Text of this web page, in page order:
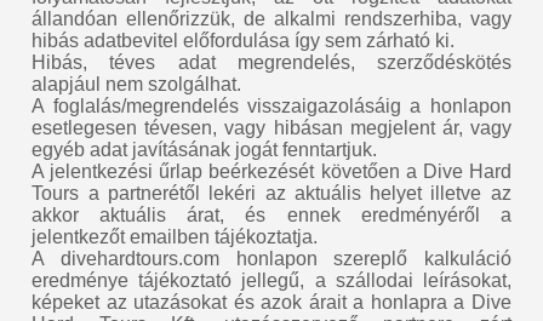
állandóan ellenőrizzük, de alkalmi rendszerhiba, vagy
hibás adatbevitel előfordulása így sem zárható ki.
Hibás, téves adat megrendelés, szerződéskötés
alapjául nem szolgálhat.
A foglalás/megrendelés visszaigazolásáig a honlapon
esetlegesen tévesen, vagy hibásan megjelent ár, vagy
egyéb adat javításának jogát fenntartjuk.
A jelentkezési űrlap beérkezését követően a Dive Hard
Tours a partnerétől lekéri az aktuális helyet illetve az
akkor aktuális árat, és ennek eredményéről a
jelentkezőt emailben tájékoztatja.
A divehardtours.com honlapon szereplő kalkuláció
eredménye tájékoztató jellegű, a szállodai leírásokat,
képeket az utazásokat és azok árait a honlapra a Dive